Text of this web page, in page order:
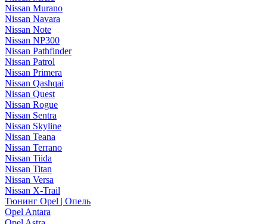
Nissan Murano
Nissan Navara
Nissan Note
Nissan NP300
Nissan Pathfinder
Nissan Patrol
Nissan Primera
Nissan Qashqai
Nissan Quest
Nissan Rogue
Nissan Sentra
Nissan Skyline
Nissan Teana
Nissan Terrano
Nissan Tiida
Nissan Titan
Nissan Versa
Nissan X-Trail
Тюнинг Opel | Опель
Opel Antara